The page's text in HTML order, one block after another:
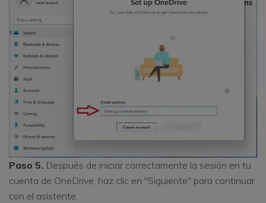
Paso 5. Después de iniciar correctamente la sesión en tu
cuenta de OneDrive, haz clic en "Siguiente" para continuar
con el asistente.